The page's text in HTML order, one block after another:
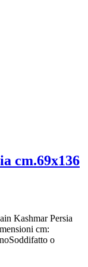
cm.69x136
Kashmar Persia
cm:
o